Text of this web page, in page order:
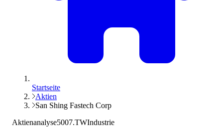
Startseite
Aktien
San Shing Fastech Corp
Aktienanalyse5007.TWIndustrie